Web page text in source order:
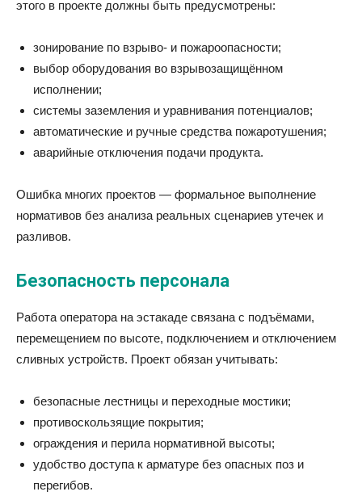
этого в проекте должны быть предусмотрены:
зонирование по взрыво- и пожароопасности;
выбор оборудования во взрывозащищённом
исполнении;
системы заземления и уравнивания потенциалов;
автоматические и ручные средства пожаротушения;
аварийные отключения подачи продукта.
Ошибка многих проектов — формальное выполнение
нормативов без анализа реальных сценариев утечек и
разливов.
Безопасность персонала
Работа оператора на эстакаде связана с подъёмами,
перемещением по высоте, подключением и отключением
сливных устройств. Проект обязан учитывать:
безопасные лестницы и переходные мостики;
противоскользящие покрытия;
ограждения и перила нормативной высоты;
удобство доступа к арматуре без опасных поз и
перегибов.